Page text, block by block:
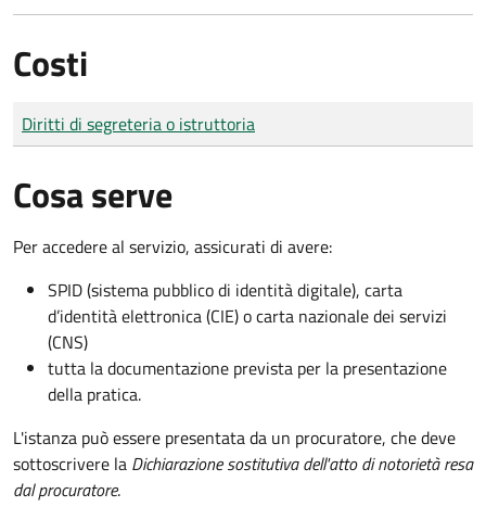
Costi
Tipo di pagamento
Importo
Diritti di segreteria o istruttoria
Cosa serve
Per accedere al servizio, assicurati di avere:
SPID (sistema pubblico di identità digitale), carta
d’identità elettronica (CIE) o carta nazionale dei servizi
(CNS)
tutta la documentazione prevista per la presentazione
della pratica.
L'istanza può essere presentata da un procuratore, che deve
sottoscrivere la Dichiarazione sostitutiva dell'atto di notorietà resa
dal procuratore.